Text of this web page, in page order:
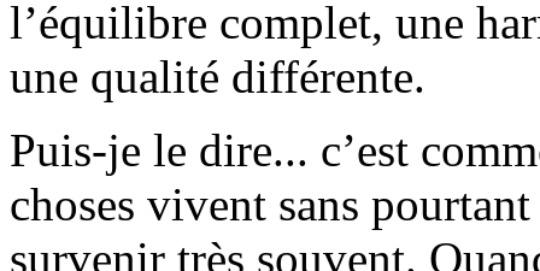
l’équilibre complet, une
une qualité différente.
Puis-je le dire... c’est
choses vivent sans
survenir très souvent.